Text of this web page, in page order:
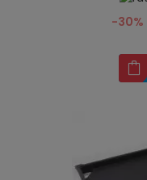
-30%